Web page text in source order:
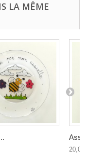
LA MÊME
20,00